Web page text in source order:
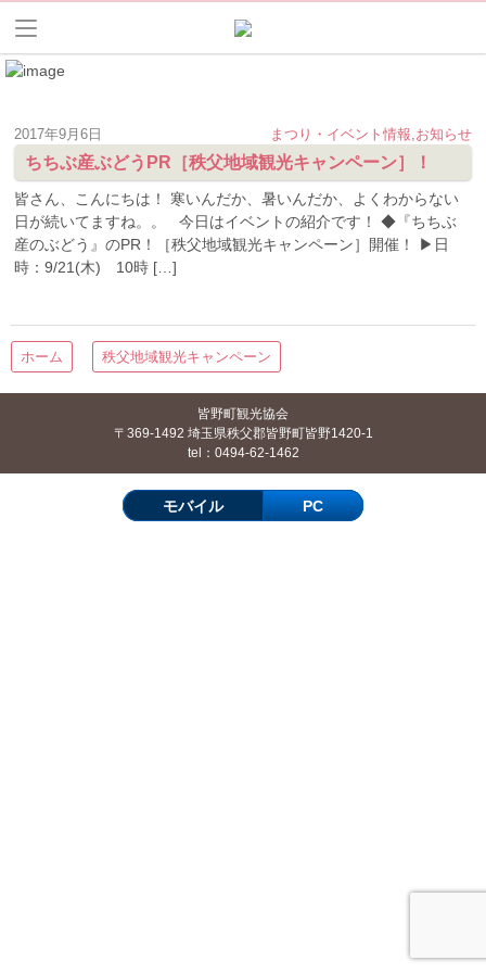
まつり・イベント情報 お知らせ
2017年9月6日
ちちぶ産ぶどうPR［秩父地域観光キャンペーン］！
皆さん、こんにちは！ 寒いんだか、暑いんだか、よくわからない
日が続いてますね。。 今日はイベントの紹介です！ ◆『ちちぶ
産のぶどう』のPR！［秩父地域観光キャンペーン］開催！ ▶日
時：9/21(木) 10時 […]
ホーム 秩父地域観光キャンペーン
皆野町観光協会
〒369-1492 埼玉県秩父郡皆野町皆野1420-1
tel：0494-62-1462
モバイル PC